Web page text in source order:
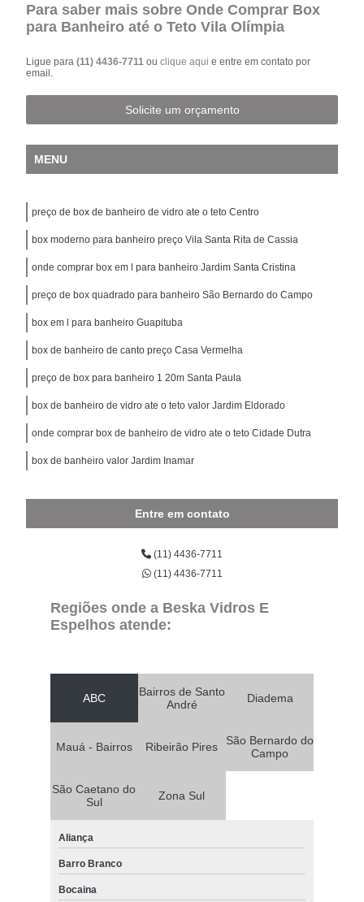
Para saber mais sobre Onde Comprar Box
para Banheiro até o Teto Vila Olímpia
Ligue para(11) 4436-7711ouclique aqui e entre em contato por
email.
Solicite um orçamento
MENU
preço de box de banheiro de vidro ate o teto Centro
box moderno para banheiro preço Vila Santa Rita de Cassia
onde comprar box em l para banheiro Jardim Santa Cristina
preço de box quadrado para banheiro São Bernardo do Campo
box em l para banheiro Guapituba
box de banheiro de canto preço Casa Vermelha
preço de box para banheiro 1 20m Santa Paula
box de banheiro de vidro ate o teto valor Jardim Eldorado
onde comprar box de banheiro de vidro ate o teto Cidade Dutra
box de banheiro valor Jardim Inamar
Entre em contato
(11) 4436-7711
(11) 4436-7711
Regiões onde a Beska Vidros E
Espelhos atende:
ABC
Bairros de Santo
André
Diadema
Mauá - Bairros Ribeirão Pires
São Bernardo do
Campo
São Caetano do
Sul
Zona Sul
Aliança
Barro Branco
Bocaina